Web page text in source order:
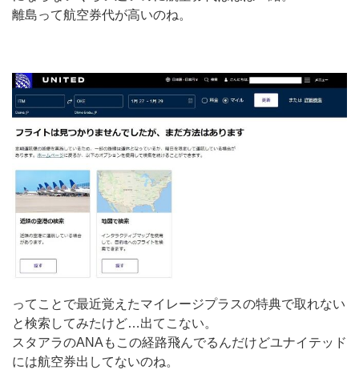
離島って航空券代が高いのね。
ってことで最近覚えたマイレージプラスの特典で取れない
と検索してみたけど…出てこない。
スタアラのANAもこの経路飛んでるんだけどユナイテッド
には航空券出してないのね。